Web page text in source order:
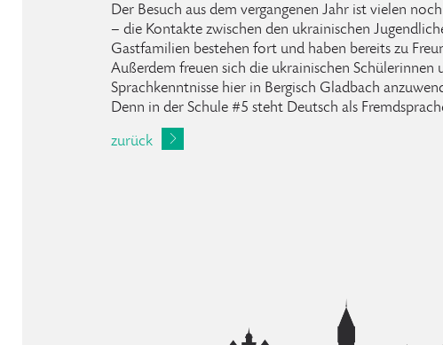
Der Besuch aus dem vergangenen Jahr ist vielen
– die Kontakte zwischen den ukrainischen
Gastfamilien bestehen fort und haben bereits zu
Außerdem freuen sich die ukrainischen Schülerinnen
Sprachkenntnisse hier in Bergisch Gladbach
Denn in der Schule #5 steht Deutsch als
zurück